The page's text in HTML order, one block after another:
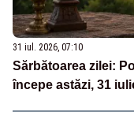
31 iul. 2026, 07:10
Sărbătoarea zilei:
începe astăzi, 31